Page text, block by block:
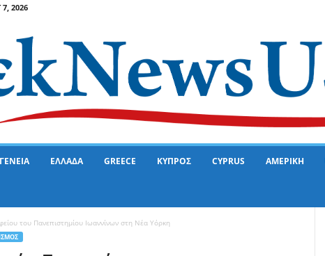
7, 2026
ΕΛΛΑΔΑ GREECE ΚΥΠΡΟΣ CYPRUS ΑΜΕΡΙΚΗ
του Πανεπιστημίου Ιωαννίνων στη Νέα Υόρκη